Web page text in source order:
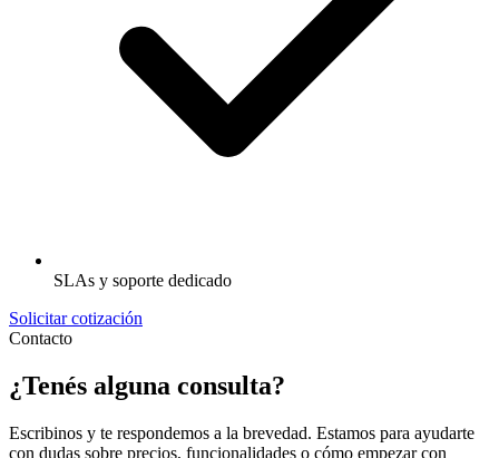
SLAs y soporte dedicado
Solicitar cotización
Contacto
¿Tenés alguna consulta?
Escribinos y te respondemos a la brevedad. Estamos para ayudarte
con dudas sobre precios, funcionalidades o cómo empezar con